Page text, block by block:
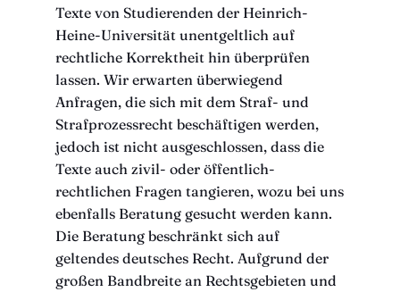
Texte von Studierenden der Heinrich-
Heine-Universität unentgeltlich auf
rechtliche Korrektheit hin überprüfen
lassen. Wir erwarten überwiegend
Anfragen, die sich mit dem Straf- und
Strafprozessrecht beschäftigen werden,
jedoch ist nicht ausgeschlossen, dass die
Texte auch zivil- oder öffentlich-
rechtlichen Fragen tangieren, wozu bei uns
ebenfalls Beratung gesucht werden kann.
Die Beratung beschränkt sich auf
geltendes deutsches Recht. Aufgrund der
großen Bandbreite an Rechtsgebieten und